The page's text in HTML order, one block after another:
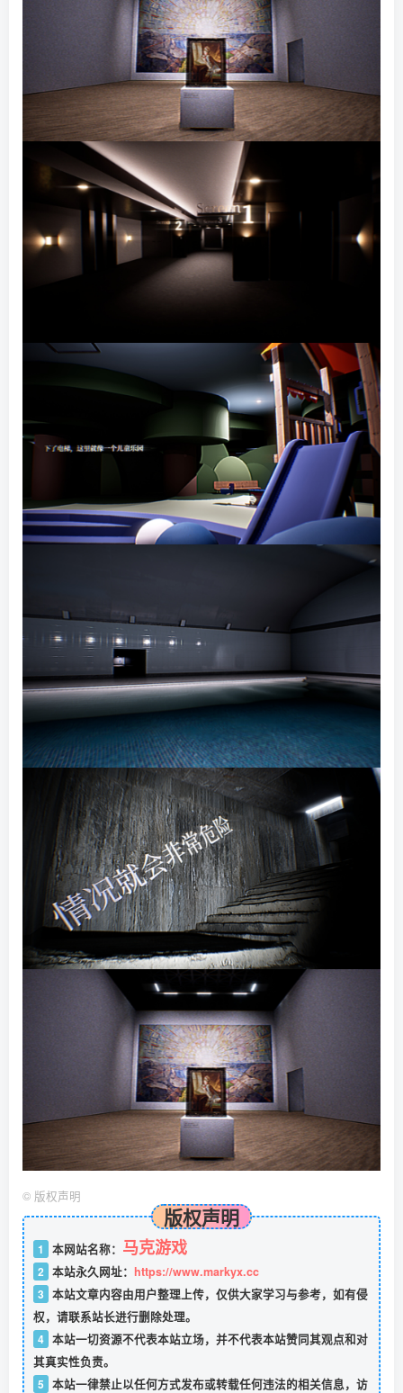
© 版权声明
版权声明
1 本网站名称： 马克游戏
2 本站永久网址： https://www.markyx.cc
3 本站文章内容由用户整理上传，仅供大家学习与参考，如有侵
权，请联系站长进行删除处理。
4 本站一切资源不代表本站立场，并不代表本站赞同其观点和对
其真实性负责。
5 本站一律禁止以任何方式发布或转载任何违法的相关信息，访